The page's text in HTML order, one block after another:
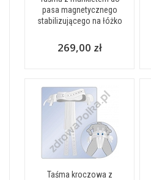
pasa magnetycznego
stabilizującego na łóżko
269,00 zł
Taśma kroczowa z